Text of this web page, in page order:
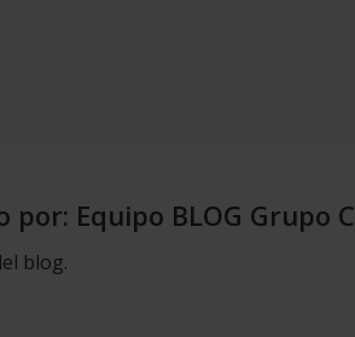
por: Equipo BLOG Grupo
blog.